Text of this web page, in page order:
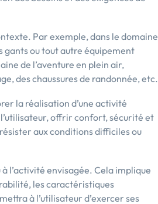
Par exemple, dans le domaine
gants ou tout autre équipement
de l’aventure en plein air,
des chaussures de randonnée, etc.
la réalisation d’une activité
offrir confort, sécurité et
aux conditions difficiles ou
l’activité envisagée. Cela implique
les caractéristiques
à l’utilisateur d’exercer ses